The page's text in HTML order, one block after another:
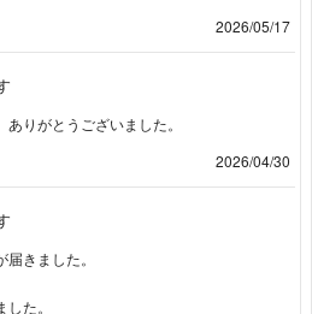
2026/05/17
りがとうございました。
2026/04/30
きました。
た。